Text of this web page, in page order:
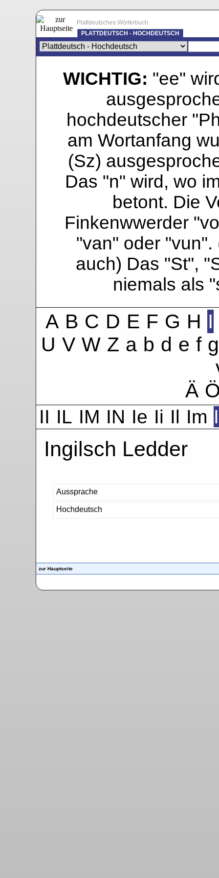
Plattdeutsches Wörterbuch
PLATTDEUTSCH - HOCHDEUTSCH
WICHTIG: "ee"
hochdeutscher
am Wortanfang
(Sz)
Das "n" wird, wo
betont. Die
Finkenwwerder
"van" oder "vun".
auch) Das "St",
niemals als
A B C D E F G H I
U V W Z a b d e f g
Ä
II IL IM IN Ie Ii Il Im
Ingilsch Ledder
Aussprache
Hochdeutsch
zur Hauptseite